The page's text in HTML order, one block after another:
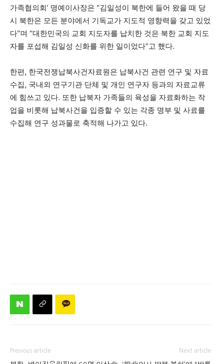
가족협의회’ 명예이사장은 “김일성이 북한에 들어 왔을 때 당
시 북한은 모든 분야에서 기독교가 지도적 영향력을 갖고 있었
다”며 “대한민국의 교회 지도자를 납치한 것은 북한 교회 지도
자를 포섭해 김일성 신화를 위한 일이었다”고 했다.
한편, 한국전쟁납북사건자료원은 납북사건 관련 연구 및 자료
수집, 국내외 연구기관 단체 및 개인 연구자 등과의 자료교류
에 힘쓰고 있다. 또한 납북자 가족들의 육성을 자료화하는 작
업을 비롯해 납북사건을 입증할 수 있는 각종 명부 및 사료를
수집해 연구 성과물로 축적해 나가고 있다.
Previous article Next article